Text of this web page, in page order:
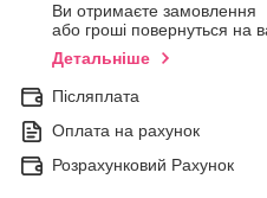
Ви отримаєте замовлення
або гроші повернуться на
Детальніше
Післяплата
Оплата на рахунок
Розрахунковий Рахунок